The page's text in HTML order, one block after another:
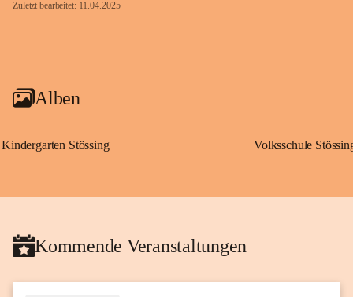
Zuletzt bearbeitet: 11.04.2025
Alben
Kindergarten Stössing Volksschule
Kommende Veranstaltungen